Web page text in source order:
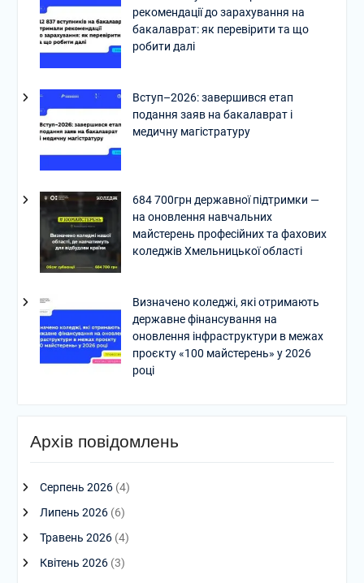
рекомендації до зарахування на
бакалаврат: як перевірити та що
робити далі
Вступ–2026: завершився етап
подання заяв на бакалаврат і
медичну магістратуру
684 700грн державної підтримки —
на оновлення навчальних
майстерень професійних та фахових
коледжів Хмельницької області
Визначено коледжі, які отримають
державне фінансування на
оновлення інфраструктури в межах
проєкту «100 майстерень» у 2026
році
Архів повідомлень
Серпень 2026(4)
Липень 2026(6)
Травень 2026(4)
Квітень 2026(3)